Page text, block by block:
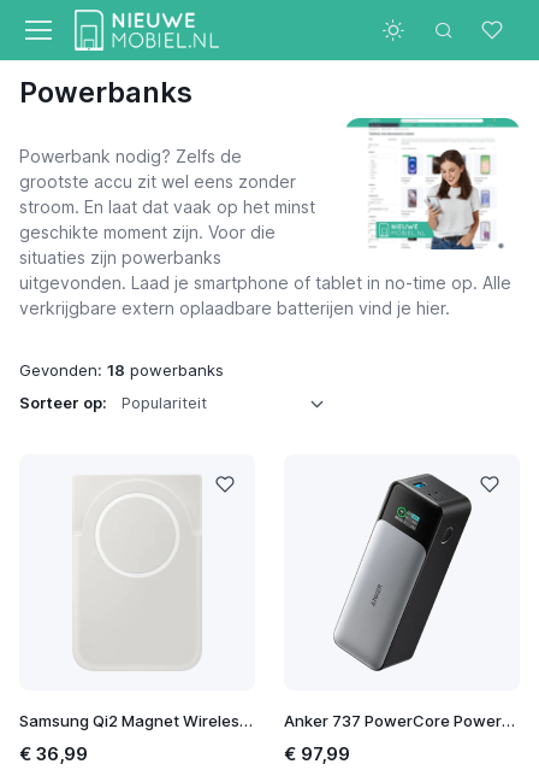
Powerbanks
Powerbank nodig? Zelfs de
grootste accu zit wel eens zonder
stroom. En laat dat vaak op het minst
geschikte moment zijn. Voor die
situaties zijn powerbanks
uitgevonden. Laad je smartphone of tablet in no-time op. Alle
verkrijgbare extern oplaadbare batterijen vind je hier.
Gevonden: 18 powerbanks
Sorteer op:
Samsung Qi2 Magnet Wireless Battery Pack
€ 36,99
Anker 737 PowerCore Powerbank 24.000 mAh
€ 97,99